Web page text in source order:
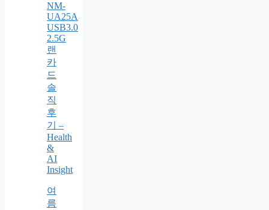
NM-
UA25A
USB3.0
2.5G
랜
카
드
솔
직
후
기 –
Health
&
AI
Insight
여
름